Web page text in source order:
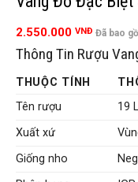
2.550.000 VNĐ Đã bao
Thông Tin Rượu
THUỘC TÍNH
Tên rượu
19
Xuất xứ
Giống nho